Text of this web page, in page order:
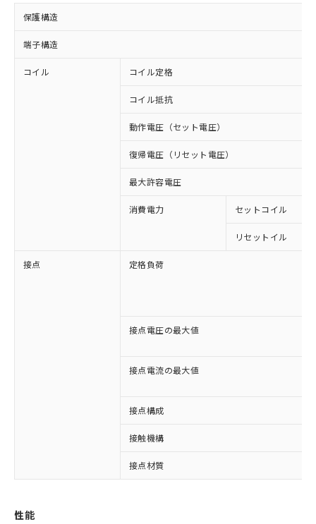
保護構造
端子構造
コイル コイル定格
コイル抵抗
動作電圧（セット電圧）
復帰電圧（リセット電圧）
最大許容電圧
消費電力 セットコイル
リセットイル
接点 定格負荷
接点電圧の最大値
接点電流の最大値
接点構成
接触機構
接点材質
性能